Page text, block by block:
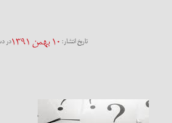
تاریخ انتشار: ۱۰ بهمن ۱۳۹۱ در